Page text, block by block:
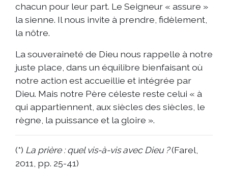
chacun pour leur part. Le Seigneur « assure »
la sienne. Il nous invite à prendre, fidèlement,
la nôtre.
La souveraineté de Dieu nous rappelle à notre
juste place, dans un équilibre bienfaisant où
notre action est accueillie et intégrée par
Dieu. Mais notre Père céleste reste celui « à
qui appartiennent, aux siècles des siècles, le
règne, la puissance et la gloire ».
(*) La prière : quel vis-à-vis avec Dieu ?(Farel,
2011, pp. 25-41)